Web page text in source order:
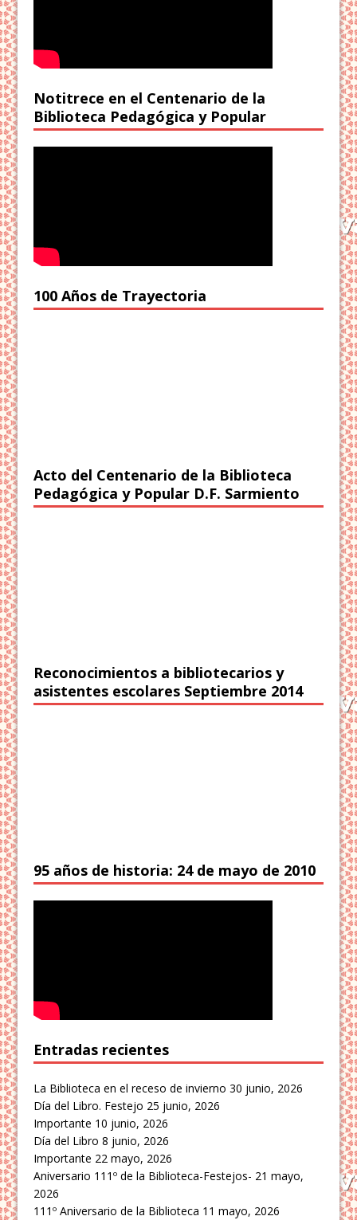
Notitrece en el Centenario de la
Biblioteca Pedagógica y Popular
100 Años de Trayectoria
Acto del Centenario de la Biblioteca
Pedagógica y Popular D.F. Sarmiento
Reconocimientos a bibliotecarios y
asistentes escolares Septiembre 2014
95 años de historia: 24 de mayo de 2010
Entradas recientes
La Biblioteca en el receso de invierno 30 junio, 2026
Día del Libro. Festejo 25 junio, 2026
Importante 10 junio, 2026
Día del Libro 8 junio, 2026
Importante 22 mayo, 2026
Aniversario 111º de la Biblioteca-Festejos- 21 mayo,
2026
111º Aniversario de la Biblioteca 11 mayo, 2026